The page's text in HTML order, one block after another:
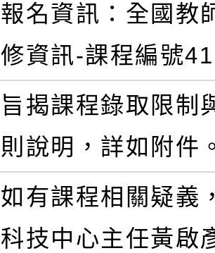
報名資訊：全國教
修資訊-課程編號
旨揭課程錄取限制
則說明，詳如附件
如有課程相關疑義
科技中心主任黃啟